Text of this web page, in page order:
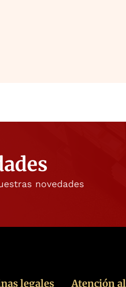
novedades
legales
Atención al